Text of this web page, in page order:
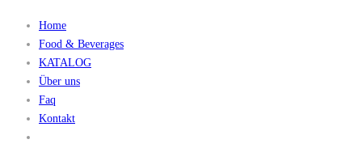
Home
Food & Beverages
KATALOG
Über uns
Faq
Kontakt